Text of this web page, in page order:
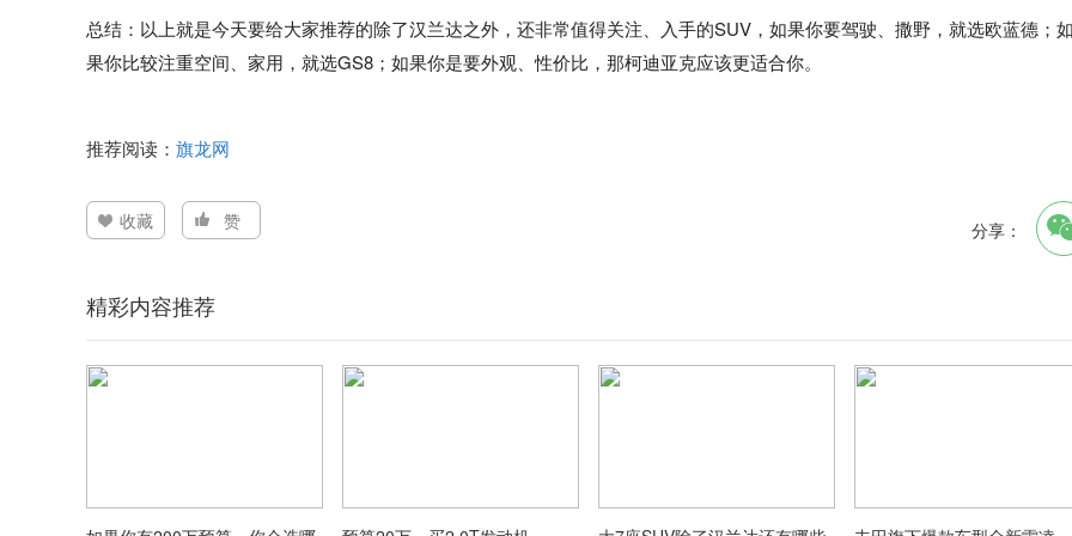
总结：以上就是今天要给大家推荐的除了汉兰达之外，还非常值得关注、入手的SUV，如果你要驾驶、撒野，就选欧蓝德；
果你比较注重空间、家用，就选GS8；如果你是要外观、性价比，那柯迪亚克应该更适合你。
推荐阅读： 旗龙网
收藏 赞 分享：
精彩内容推荐